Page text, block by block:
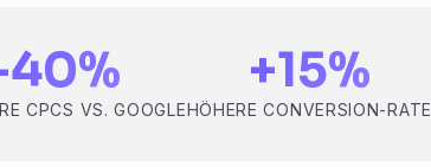
CPCS VS. GOOGLE
+15%
HÖHERE CONVERSION-RATE